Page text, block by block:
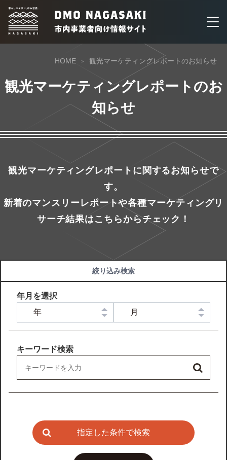
HOME 観光マーケティングレポートのお知らせ
観光マーケティングレポートのお
知らせ
観光マーケティングレポートに関するお知らせで
す。
新着のマンスリーレポートや各種マーケティングリ
サーチ結果はこちらからチェック！
絞り込み検索
年月を選択
キーワード検索
指定した条件で検索